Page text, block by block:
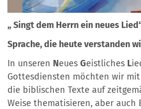
„ Singt dem Herrn ein neues
Sprache, die heute verstanden
In unseren Neues Geistliches L
Gottesdiensten möchten wir
die biblischen Texte auf
Weise thematisieren, aber auch